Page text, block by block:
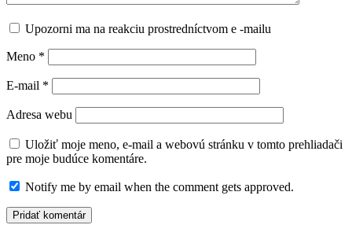
Upozorni ma na reakciu prostredníctvom e -mailu
Meno *
E-mail *
Adresa webu
Uložiť moje meno, e-mail a webovú stránku v tomto prehliadači
pre moje budúce komentáre.
Notify me by email when the comment gets approved.